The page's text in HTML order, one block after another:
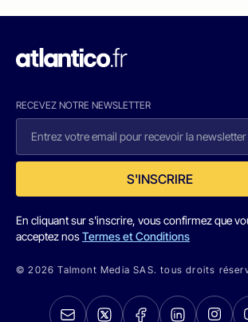
RECEVEZ NOTRE NEWSLETTER
S'INSCRIRE
En cliquant sur s'inscrire, vous confirmez que
acceptez nosTermes et Conditions
© 2026 Talmont Media SAS. tous droits